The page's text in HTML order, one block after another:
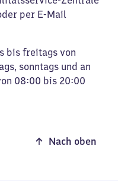
per E-Mail
bis freitags von
sonntags und an
08:00 bis 20:00
Nach oben